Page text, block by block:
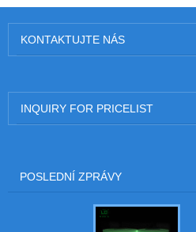
KONTAKTUJTE NÁS
INQUIRY FOR PRICELIST
POSLEDNÍ ZPRÁVY